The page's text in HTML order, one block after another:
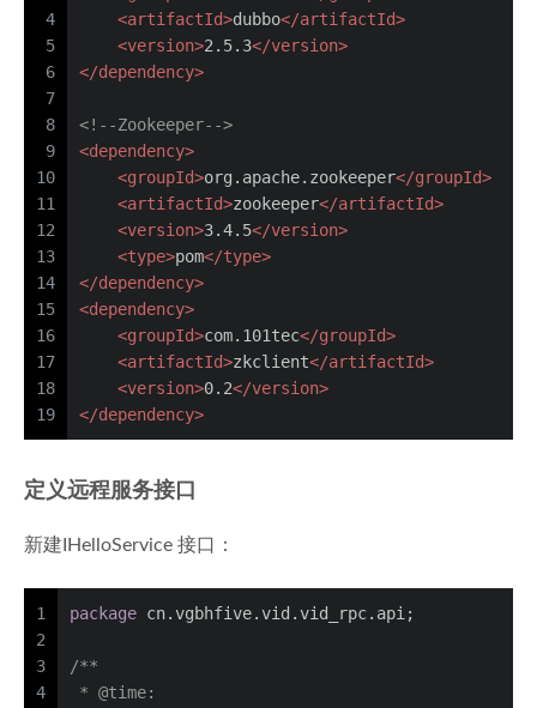
4
5
6
7
8
9
10
11
12
13
14
15
16
17
18
19
<artifactId>dubbo</artifactId>
<version>2.5.3</version>
</dependency>
<!--Zookeeper-->
<dependency>
<groupId>org.apache.zookeeper</groupId>
<artifactId>zookeeper</artifactId>
<version>3.4.5</version>
<type>pom</type>
</dependency>
<dependency>
<groupId>com.101tec</groupId>
<artifactId>zkclient</artifactId>
<version>0.2</version>
</dependency>
定义远程服务接口
新建IHelloService 接口：
1
2
3
4
package cn.vgbhfive.vid.vid_rpc.api;
/**
* @time: